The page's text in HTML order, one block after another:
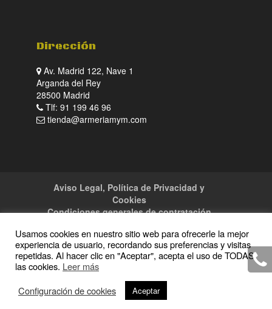
Dirección
Av. Madrid 122, Nave 1
Arganda del Rey
28500 Madrid
Tlf: 91 199 46 96
tienda@armeriamym.com
Aviso Legal, Política de Privacidad y
Cookies
Condiciones generales de contratación
Copyright · 2016 Armeria M y M · Todos los
derechos reservados
Usamos cookies en nuestro sitio web para ofrecerle la mejor
experiencia de usuario, recordando sus preferencias y visitas
repetidas. Al hacer clic en "Aceptar", acepta el uso de TODAS
las cookies. Leer más
Configuración de cookies
Aceptar